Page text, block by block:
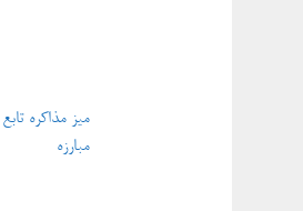
میز مذاکره
مبارزه